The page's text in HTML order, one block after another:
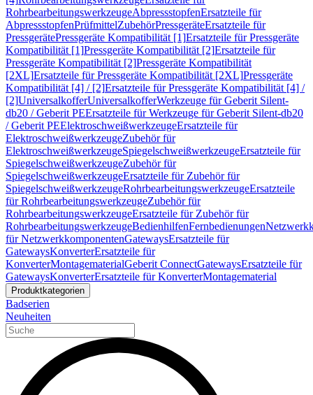
RohrbearbeitungswerkzeugeAbpressstopfenErsatzteile für
AbpressstopfenPrüfmittelZubehörPressgeräteErsatzteile für
PressgerätePressgeräte Kompatibilität [1]Ersatzteile für Pressgeräte
Kompatibilität [1]Pressgeräte Kompatibilität [2]Ersatzteile für
Pressgeräte Kompatibilität [2]Pressgeräte Kompatibilität
[2XL]Ersatzteile für Pressgeräte Kompatibilität [2XL]Pressgeräte
Kompatibilität [4] / [2]Ersatzteile für Pressgeräte Kompatibilität [4] /
[2]UniversalkofferUniversalkofferWerkzeuge für Geberit Silent-
db20 / Geberit PEErsatzteile für Werkzeuge für Geberit Silent-db20
/ Geberit PEElektroschweißwerkzeugeErsatzteile für
ElektroschweißwerkzeugeZubehör für
ElektroschweißwerkzeugeSpiegelschweißwerkzeugeErsatzteile für
SpiegelschweißwerkzeugeZubehör für
SpiegelschweißwerkzeugeErsatzteile für Zubehör für
SpiegelschweißwerkzeugeRohrbearbeitungswerkzeugeErsatzteile
für RohrbearbeitungswerkzeugeZubehör für
RohrbearbeitungswerkzeugeErsatzteile für Zubehör für
RohrbearbeitungswerkzeugeBedienhilfenFernbedienungen
für NetzwerkkomponentenGatewaysErsatzteile für
GatewaysKonverterErsatzteile für
KonverterMontagematerialGeberit ConnectGatewaysErsatzteile für
GatewaysKonverterErsatzteile für KonverterMontagematerial
Produktkategorien
Badserien
Neuheiten